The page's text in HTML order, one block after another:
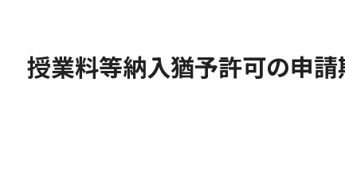
授業料等納入猶予許可の申